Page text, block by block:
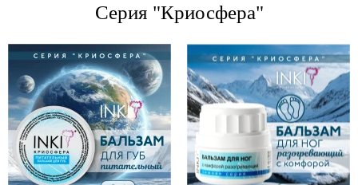
Серия "Криосфера"